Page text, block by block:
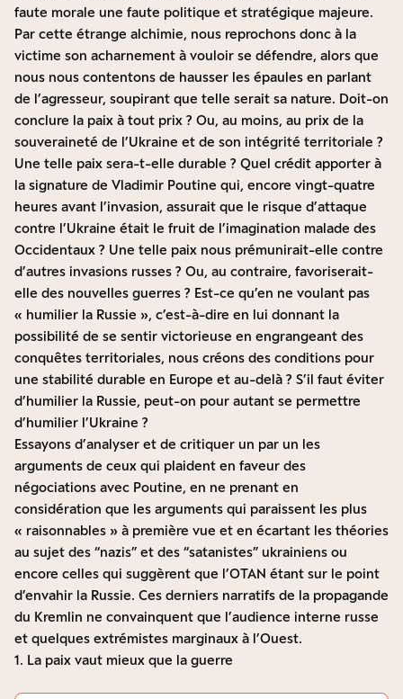
faute morale une faute politique et stratégique majeure.
Par cette étrange alchimie, nous reprochons donc à la
victime son acharnement à vouloir se défendre, alors que
nous nous contentons de hausser les épaules en parlant
de l’agresseur, soupirant que telle serait sa nature. Doit-on
conclure la paix à tout prix ? Ou, au moins, au prix de la
souveraineté de l’Ukraine et de son intégrité territoriale ?
Une telle paix sera-t-elle durable ? Quel crédit apporter à
la signature de Vladimir Poutine qui, encore vingt-quatre
heures avant l’invasion, assurait que le risque d’attaque
contre l’Ukraine était le fruit de l’imagination malade des
Occidentaux ? Une telle paix nous prémunirait-elle contre
d’autres invasions russes ? Ou, au contraire, favoriserait-
elle des nouvelles guerres ? Est-ce qu’en ne voulant pas
« humilier la Russie », c’est-à-dire en lui donnant la
possibilité de se sentir victorieuse en engrangeant des
conquêtes territoriales, nous créons des conditions pour
une stabilité durable en Europe et au-delà ? S’il faut éviter
d’humilier la Russie, peut-on pour autant se permettre
d’humilier l’Ukraine ?
Essayons d’analyser et de critiquer un par un les
arguments de ceux qui plaident en faveur des
négociations avec Poutine, en ne prenant en
considération que les arguments qui paraissent les plus
« raisonnables » à première vue et en écartant les théories
au sujet des “nazis” et des “satanistes” ukrainiens ou
encore celles qui suggèrent que l’OTAN étant sur le point
d’envahir la Russie. Ces derniers narratifs de la propagande
du Kremlin ne convainquent que l’audience interne russe
et quelques extrémistes marginaux à l’Ouest.
1. La paix vaut mieux que la guerre